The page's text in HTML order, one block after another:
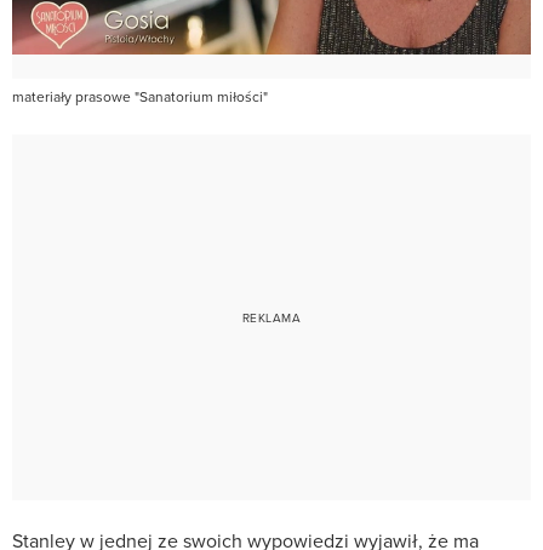
materiały prasowe "Sanatorium miłości"
Stanley w jednej ze swoich wypowiedzi wyjawił, że ma